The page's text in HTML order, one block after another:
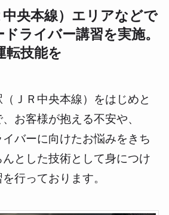
央本線）エリアなどで
ライバー講習を実施。
転技能を
ＪＲ中央本線）をはじめと
お客様が抱える不安や、
バーに向けたお悩みをきち
とした技術として身につけ
行っております。